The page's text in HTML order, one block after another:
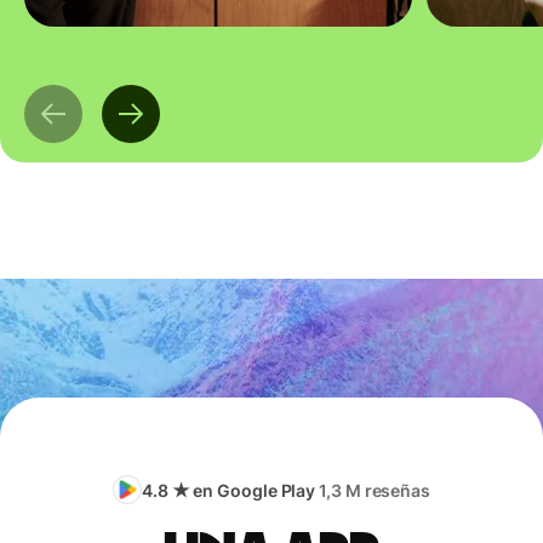
4.8 ★ en Google Play1,3 M reseñas